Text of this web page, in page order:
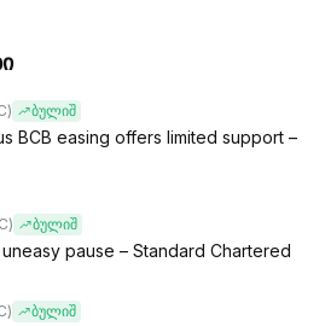
ბულიშ
BCB easing offers limited support –
ბულიშ
uneasy pause – Standard Chartered
ბულიშ